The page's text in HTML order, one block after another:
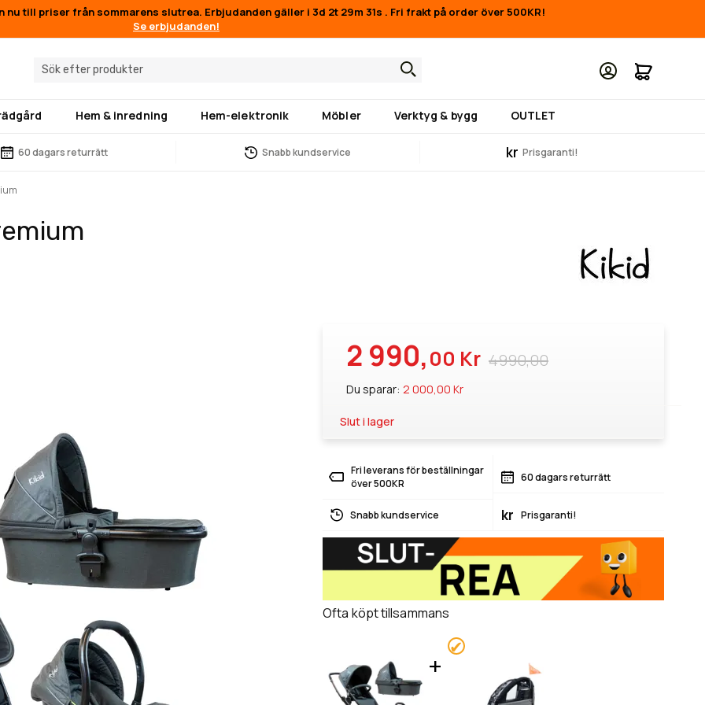
nu till priser från sommarens slutrea. Erbjudanden gäller i 3d 2t 29m 30s.Fri frakt på order över 500KR!
Se erbjudanden!
Min
Hem & inredning Hem-elektronik Möbler Verktyg & bygg OUTLET
60 dagars returrätt Snabb kundservice kr Prisgaranti!
4990,00
2 990,00 Kr
Du sparar: 2 000,00 Kr
Slut i lager
Fri leverans för beställningar
över 500KR
60 dagars returrätt
Snabb kundservice kr Prisgaranti!
Ofta köpt tillsammans